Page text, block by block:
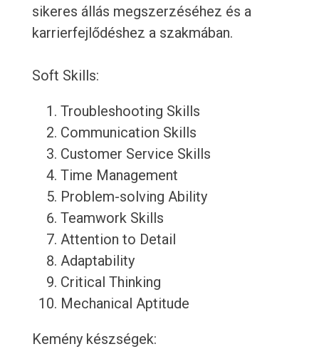
sikeres állás megszerzéséhez és a
karrierfejlődéshez a szakmában.
Soft Skills:
Troubleshooting Skills
Communication Skills
Customer Service Skills
Time Management
Problem-solving Ability
Teamwork Skills
Attention to Detail
Adaptability
Critical Thinking
Mechanical Aptitude
Kemény készségek: